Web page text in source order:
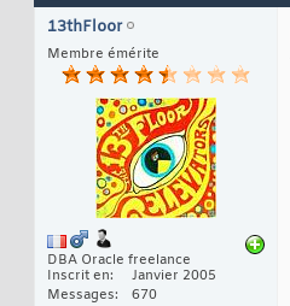
13thFloor
Membre émérite
DBA Oracle freelance
Inscrit en
Janvier 2005
Messages
670